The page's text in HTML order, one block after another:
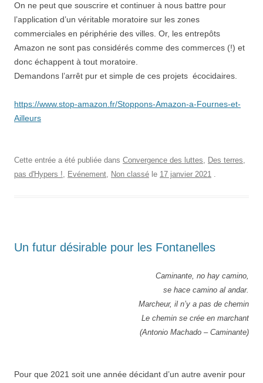
On ne peut que souscrire et continuer à nous battre pour
l’application d’un véritable moratoire sur les zones
commerciales en périphérie des villes. Or, les entrepôts
Amazon ne sont pas considérés comme des commerces (!) et
donc échappent à tout moratoire.
Demandons l’arrêt pur et simple de ces projets écocidaires.
https://www.stop-amazon.fr/Stoppons-Amazon-a-Fournes-et-
Ailleurs
Cette entrée a été publiée dans Convergence des luttes, Des terres,
pas d'Hypers !, Evénement, Non classé le 17 janvier 2021 .
Un futur désirable pour les Fontanelles
Caminante, no hay camino,
se hace camino al andar.
Marcheur, il n’y a pas de chemin
Le chemin se crée en marchant
(Antonio Machado – Caminante)
Pour que 2021 soit une année décidant d’un autre avenir pour